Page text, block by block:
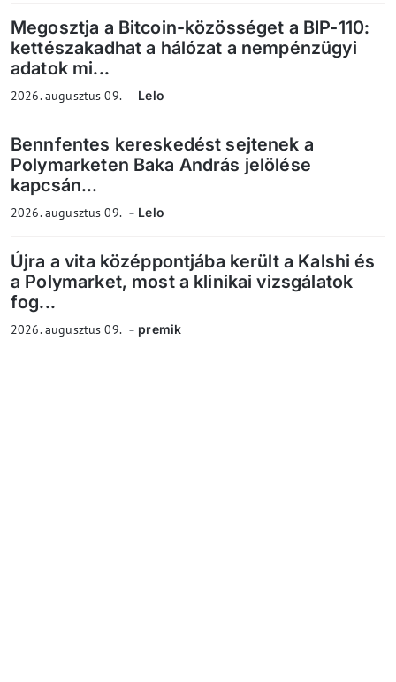
Megosztja a Bitcoin-közösséget a BIP-110:
kettészakadhat a hálózat a nempénzügyi
adatok mi...
2026. augusztus 09. Lelo
Bennfentes kereskedést sejtenek a
Polymarketen Baka András jelölése
kapcsán...
2026. augusztus 09. Lelo
Újra a vita középpontjába került a Kalshi és
a Polymarket, most a klinikai vizsgálatok
fog...
2026. augusztus 09. premik